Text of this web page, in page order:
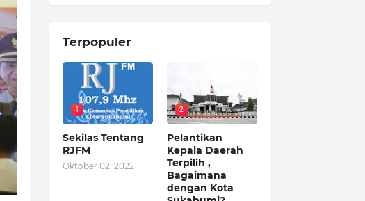
Terpopuler
1
Sekilas Tentang
RJFM
Oktober 02, 2022
2
Pelantikan
Kepala Daerah
Terpilih ,
Bagaimana
dengan Kota